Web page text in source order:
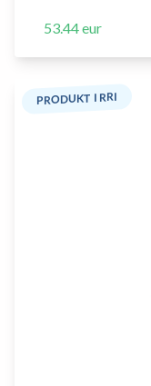
53.44 eur
PRODUKT I RRI